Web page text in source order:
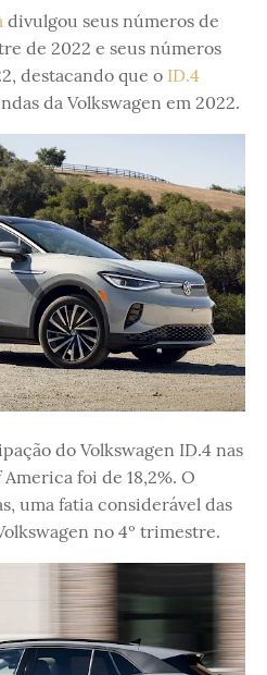
divulgou seus números de
de 2022 e seus números
destacando que o ID.4
da Volkswagen em 2022.
do Volkswagen ID.4 nas
foi de 18,2%. O
uma fatia considerável das
no 4º trimestre.